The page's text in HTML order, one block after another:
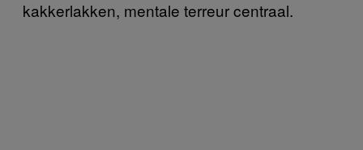
kakkerlakken, mentale terreur centraal.